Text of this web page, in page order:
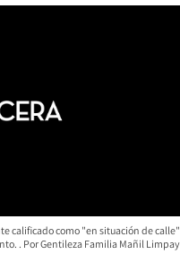
calificado como "en situación de calle"
Gentileza Familia Mañil Limpay